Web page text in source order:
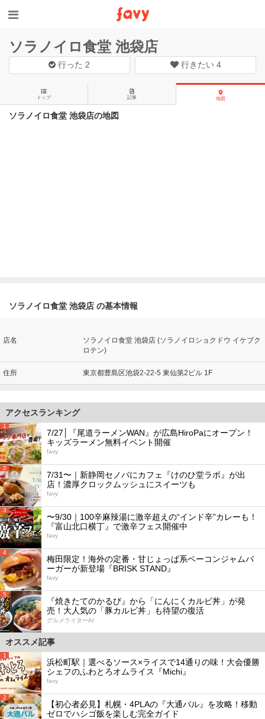
ソラノイロ食堂 池袋店
行った 2 行きたい 4
トップ 記事 地図
ソラノイロ食堂 池袋店の地図
ソラノイロ食堂 池袋店 の基本情報
店名
ソラノイロ食堂 池袋店 (ソラノイロショクドウ イケブク
ロテン)
住所 東京都豊島区池袋2-22-5 東仙第2ビル 1F
アクセスランキング
1
7/27│『尾道ラーメンWAN』が広島HiroPaにオープン！
キッズラーメン無料イベント開催
favy
2
7/31〜｜新静岡セノバにカフェ『けのひ堂ラボ』が出
店！濃厚クロックムッシュにスイーツも
favy
3
〜9/30｜100辛麻辣湯に激辛超えの“インド辛”カレーも！
『富山北口横丁』で激辛フェス開催中
favy
4
梅田限定！海外の定番・甘じょっぱ系ベーコンジャムバ
ーガーが新登場『BRISK STAND』
favy
5
『焼きたてのかるび』から「にんにくカルビ丼」が発
売！大人気の「豚カルビ丼」も待望の復活
グルメライターAI
オススメ記事
1
浜松町駅｜選べるソース×ライスで14通りの味！大会優勝
シェフのふわとろオムライス『Michi』
favy
2
【初心者必見】札幌・4PLAの『大通バル』を攻略！移動
ゼロでハシゴ飯を楽しむ完全ガイド